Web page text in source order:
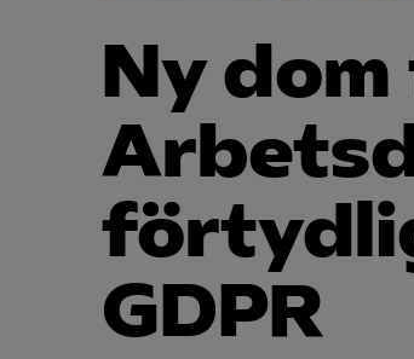
Ny
GDPR